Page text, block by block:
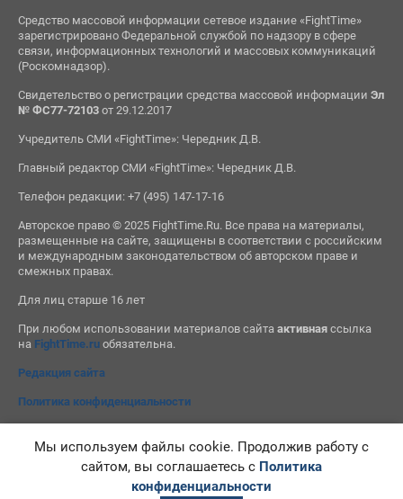
Средство массовой информации сетевое издание «FightTime»
зарегистрировано Федеральной службой по надзору в сфере
связи, информационных технологий и массовых коммуникаций
(Роскомнадзор).
Свидетельство о регистрации средства массовой информации Эл
№ ФС77-72103от 29.12.2017
Учредитель СМИ «FightTime»: Чередник Д.В.
Главный редактор СМИ «FightTime»: Чередник Д.В.
Телефон редакции: +7 (495) 147-17-16
Авторское право © 2025 FightTime.Ru. Все права на материалы,
размещенные на сайте, защищены в соответствии с российским
и международным законодательством об авторском праве и
смежных правах.
Для лиц старше 16 лет
При любом использовании материалов сайта активнаяссылка
на FightTime.ruобязательна.
Редакция сайта
Политика конфиденциальности
Мы используем файлы cookie. Продолжив работу с
сайтом, вы соглашаетесь с Политика
конфиденциальности